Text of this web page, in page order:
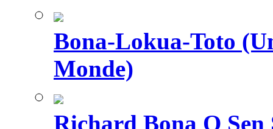
Bona-Lokua-Toto
Monde)
Richard Bona O Sen